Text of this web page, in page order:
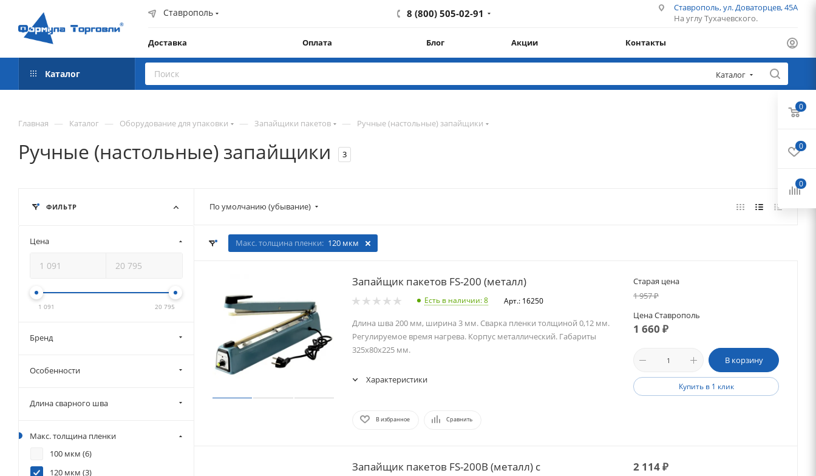
Ставрополь 8 (800) 505-02-91
Ставрополь, ул. Доваторцев, 45А
На углу Тухачевского.
Доставка Оплата Блог Акции Контакты
Каталог Каталог
Главная — Каталог — Оборудование для упаковки — Запайщики пакетов — Ручные (настольные) запайщики
Ручные (настольные) запайщики 3
По умолчанию (убывание)
Макс. толщина пленки: 120 мкм
Запайщик пакетов FS-200 (металл)
Есть в наличии: 8 Арт.: 16250
Длина шва 200 мм, ширина 3 мм. Сварка пленки толщиной 0,12 мм.
Регулируемое время нагрева. Корпус металлический. Габариты
325x80x225 мм.
Характеристики
В избранное Сравнить
Старая цена
1 957₽
Цена Ставрополь
1 660 ₽
В корзину
Купить в 1 клик
Запайщик пакетов FS-200B (металл) с
2 114₽
ФИЛЬТР
Цена
1 091 20 795
Бренд
Особенности
Длина сварного шва
Макс. толщина пленки
100 мкм (6)
120 мкм (3)
0
0
0